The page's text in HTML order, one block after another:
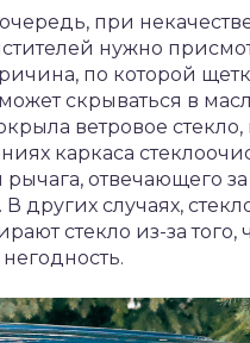
при
нужно
по которой
скрываться в
ветровое стекло,
каркаса
отвечающего
других случаях,
стекло из-за того,